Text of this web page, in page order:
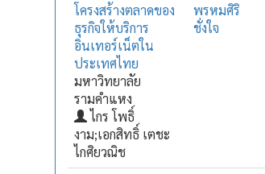
โครงสร้างตลาดของ
ธุรกิจให้บริการ
อินเทอร์เน็ตใน
ประเทศไทย
มหาวิทยาลัย
รามคำแหง
ไกร โพธิ์
งาม;เอกสิทธิ์ เตชะ
ไกศิยวณิช
พรหมศิริ
ชั่งใจ